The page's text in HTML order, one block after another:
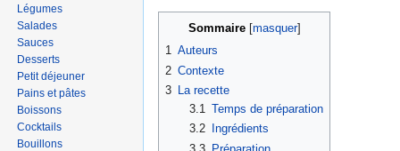
Sommaire
1 Auteurs
2 Contexte
3 La recette
3.1 Temps de préparation
3.2
Ingrédients
Légumes
Salades
Sauces
Desserts
Petit déjeuner
Pains et pâtes
Boissons
Cocktails
Bouillons